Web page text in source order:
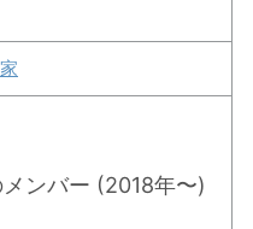
ンバー (2018年〜)